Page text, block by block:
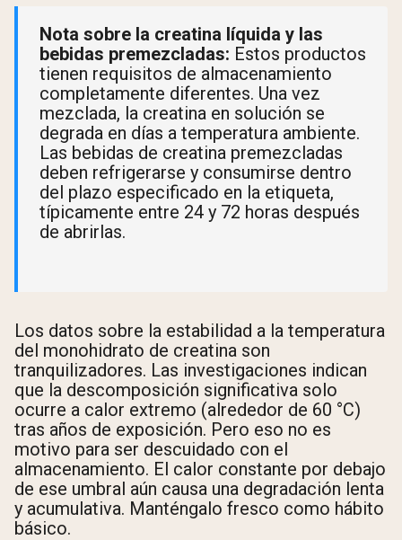
Nota sobre la creatina líquida y las
bebidas premezcladas: Estos productos
tienen requisitos de almacenamiento
completamente diferentes. Una vez
mezclada, la creatina en solución se
degrada en días a temperatura ambiente.
Las bebidas de creatina premezcladas
deben refrigerarse y consumirse dentro
del plazo especificado en la etiqueta,
típicamente entre 24 y 72 horas después
de abrirlas.
Los datos sobre la estabilidad a la temperatura
del monohidrato de creatina son
tranquilizadores. Las investigaciones indican
que la descomposición significativa solo
ocurre a calor extremo (alrededor de 60 °C)
tras años de exposición. Pero eso no es
motivo para ser descuidado con el
almacenamiento. El calor constante por debajo
de ese umbral aún causa una degradación lenta
y acumulativa. Manténgalo fresco como hábito
básico.